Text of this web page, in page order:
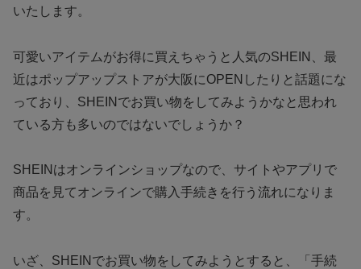
いたします。
可愛いアイテムがお得に買えちゃうと人気のSHEIN、最
近はポップアップストアが大阪にOPENしたりと話題にな
っており、SHEINでお買い物をしてみようかなと思われ
ている方も多いのではないでしょうか？
SHEINはオンラインショップなので、サイトやアプリで
商品を見てオンラインで購入手続きを行う流れになりま
す。
いざ、SHEINでお買い物をしてみようとすると、「手続